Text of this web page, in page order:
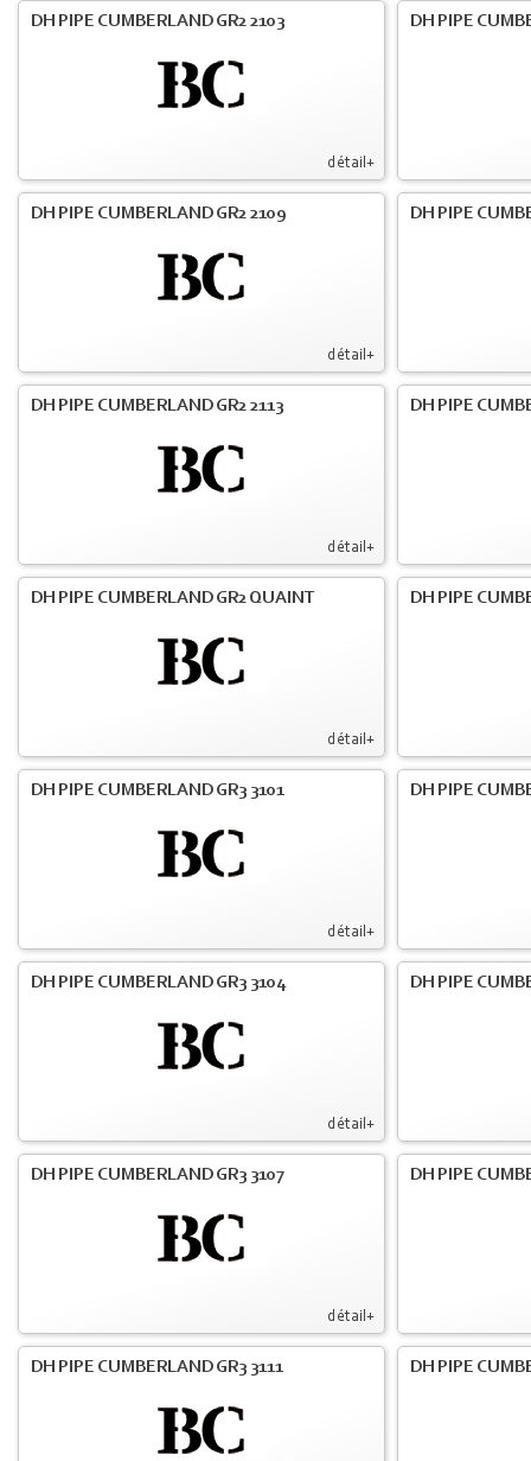
détail+
DH PIPE CUMBERLAND GR2 2103 DH PIPE
détail+
DH PIPE CUMBERLAND GR2 2109 DH PIPE
détail+
DH PIPE CUMBERLAND GR2 2113 DH PIPE
détail+
DH PIPE CUMBERLAND GR2 QUAINT DH PIPE
détail+
DH PIPE CUMBERLAND GR3 3101 DH PIPE
détail+
DH PIPE CUMBERLAND GR3 3104 DH PIPE
détail+
DH PIPE CUMBERLAND GR3 3107 DH PIPE
DH PIPE CUMBERLAND GR3 3111 DH PIPE